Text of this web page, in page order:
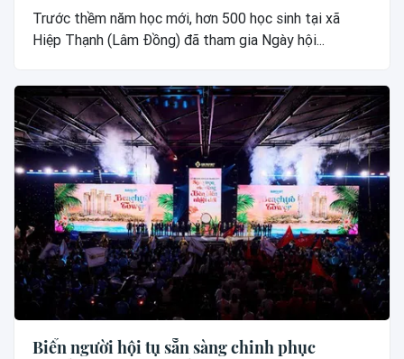
Trước thềm năm học mới, hơn 500 học sinh tại xã
Hiệp Thạnh (Lâm Đồng) đã tham gia Ngày hội...
Biển người hội tụ sẵn sàng chinh phục